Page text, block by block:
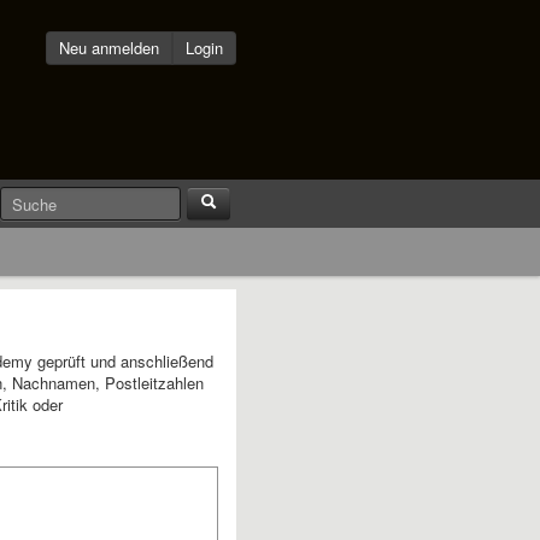
Neu anmelden Login
geprüft und anschließend
Nachnamen, Postleitzahlen
oder